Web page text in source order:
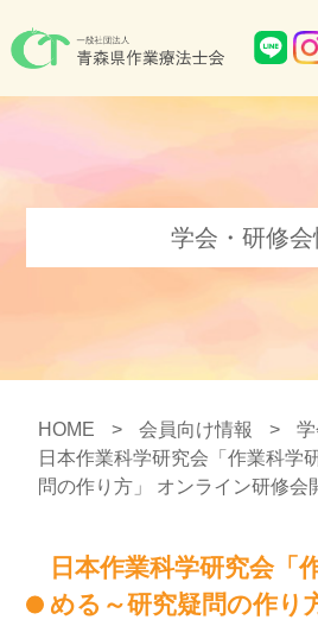
学会・研修会
HOME > 会員向け情報 >
日本作業科学研究会「作業科学
問の作り方」 オンライン研修会
日本作業科学研究会「
める～研究疑問の作り